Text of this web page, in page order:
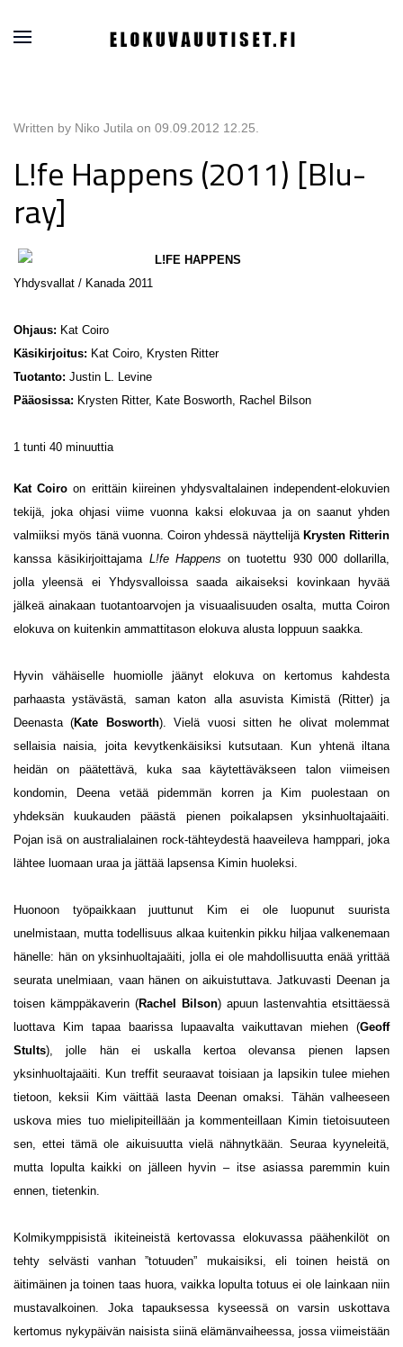
Written by Niko Jutila on 09.09.2012 12.25
L!fe Happens (2011) [Blu-
ray]
L!FE HAPPENS
Yhdysvallat / Kanada 2011
Ohjaus: Kat Coiro
Käsikirjoitus: Kat Coiro, Krysten Ritter
Tuotanto: Justin L. Levine
Pääosissa: Krysten Ritter, Kate Bosworth, Rachel Bilson
1 tunti 40 minuuttia
Kat Coiroon erittäin kiireinen yhdysvaltalainen independent-elokuvien
tekijä, joka ohjasi viime vuonna kaksi elokuvaa ja on saanut yhden
valmiiksi myös tänä vuonna. Coiron yhdessä näyttelijä Krysten Ritterin
kanssa käsikirjoittajama L!fe Happens on tuotettu 930 000 dollarilla,
jolla yleensä ei Yhdysvalloissa saada aikaiseksi kovinkaan hyvää
jälkeä ainakaan tuotantoarvojen ja visuaalisuuden osalta, mutta Coiron
elokuva on kuitenkin ammattitason elokuva alusta loppuun saakka.
Hyvin vähäiselle huomiolle jäänyt elokuva on kertomus kahdesta
parhaasta ystävästä, saman katon alla asuvista Kimistä (Ritter) ja
Deenasta (Kate Bosworth). Vielä vuosi sitten he olivat molemmat
sellaisia naisia, joita kevytkenkäisiksi kutsutaan. Kun yhtenä iltana
heidän on päätettävä, kuka saa käytettäväkseen talon viimeisen
kondomin, Deena vetää pidemmän korren ja Kim puolestaan on
yhdeksän kuukauden päästä pienen poikalapsen yksinhuoltajaäiti.
Pojan isä on australialainen rock-tähteydestä haaveileva hamppari, joka
lähtee luomaan uraa ja jättää lapsensa Kimin huoleksi.
Huonoon työpaikkaan juuttunut Kim ei ole luopunut suurista
unelmistaan, mutta todellisuus alkaa kuitenkin pikku hiljaa valkenemaan
hänelle: hän on yksinhuoltajaäiti, jolla ei ole mahdollisuutta enää yrittää
seurata unelmiaan, vaan hänen on aikuistuttava. Jatkuvasti Deenan ja
toisen kämppäkaverin (Rachel Bilson) apuun lastenvahtia etsittäessä
luottava Kim tapaa baarissa lupaavalta vaikuttavan miehen (Geoff
Stults), jolle hän ei uskalla kertoa olevansa pienen lapsen
yksinhuoltajaäiti. Kun treffit seuraavat toisiaan ja lapsikin tulee miehen
tietoon, keksii Kim väittää lasta Deenan omaksi. Tähän valheeseen
uskova mies tuo mielipiteillään ja kommenteillaan Kimin tietoisuuteen
sen, ettei tämä ole aikuisuutta vielä nähnytkään. Seuraa kyyneleitä,
mutta lopulta kaikki on jälleen hyvin – itse asiassa paremmin kuin
ennen, tietenkin.
Kolmikymppisistä ikiteineistä kertovassa elokuvassa päähenkilöt on
tehty selvästi vanhan ”totuuden” mukaisiksi, eli toinen heistä on
äitimäinen ja toinen taas huora, vaikka lopulta totuus ei ole lainkaan niin
mustavalkoinen. Joka tapauksessa kyseessä on varsin uskottava
kertomus nykypäivän naisista siinä elämänvaiheessa, jossa viimeistään